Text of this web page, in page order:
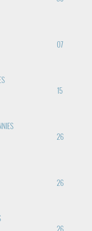
07
15
26
26
26